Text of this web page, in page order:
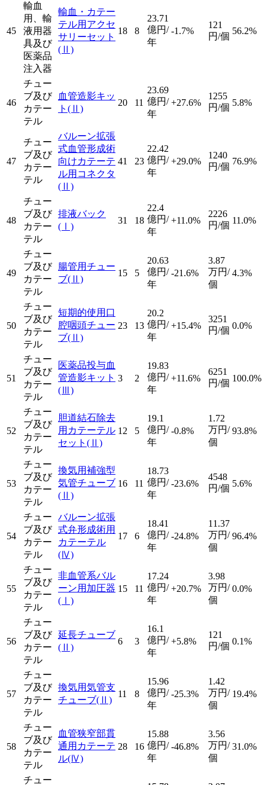
45
輸血
用、輸
液用器
具及び
医薬品
注入器
輸血・カテー
テル用アクセ
サリーセット
(Ⅱ)
18 8
23.71
億円/
年
-1.7%
121
円/個
56.2%
46
チュー
ブ及び
カテー
テル
血管造影キッ
ト (Ⅱ)
20 11
23.69
億円/
年
+27.6%
1255
円/個 5.8%
47
チュー
ブ及び
カテー
テル
バルーン拡張
式血管形成術
向けカテーテ
ル用コネクタ
(Ⅱ)
41 23
22.42
億円/
年
+29.0%
1240
円/個
76.9%
48
チュー
ブ及び
カテー
テル
排液バック
(Ⅰ)
31 18
22.4
億円/
年
+11.0%
2226
円/個 11.0%
49
チュー
ブ及び
カテー
テル
腸管用チュー
ブ(Ⅱ)
15 5
20.63
億円/
年
-21.6%
3.87
万円/
個
4.3%
50
チュー
ブ及び
カテー
テル
短期的使用口
腔咽頭チュー
ブ(Ⅱ)
23 13
20.2
億円/
年
+15.4%
3251
円/個 0.0%
51
チュー
ブ及び
カテー
テル
医薬品投与血
管造影キット
(Ⅲ)
3 2
19.83
億円/
年
+11.6%
6251
円/個 100.0%
52
チュー
ブ及び
カテー
テル
胆道結石除去
用カテーテル
セット (Ⅱ)
12 5
19.1
億円/
年
-0.8%
1.72
万円/
個
93.8%
53
チュー
ブ及び
カテー
テル
換気用補強型
気管チューブ
(Ⅱ)
16 11
18.73
億円/
年
-23.6%
4548
円/個 5.6%
54
チュー
ブ及び
カテー
テル
バルーン拡張
式弁形成術用
カテーテル
(Ⅳ)
17 6
18.41
億円/
年
-24.8%
11.37
万円/
個
96.4%
55
チュー
ブ及び
カテー
テル
非血管系バル
ーン用加圧器
(Ⅰ)
15 11
17.24
億円/
年
+20.7%
3.98
万円/
個
0.0%
56
チュー
ブ及び
カテー
テル
延長チューブ
(Ⅱ)
6 3
16.1
億円/
年
+5.8%
121
円/個 0.1%
57
チュー
ブ及び
カテー
テル
換気用気管支
チューブ(Ⅱ)
11 8
15.96
億円/
年
-25.3%
1.42
万円/
個
19.4%
58
チュー
ブ及び
カテー
テル
血管狭窄部貫
通用カテーテ
ル(Ⅳ)
28 16
15.88
億円/
年
-46.8%
3.56
万円/
個
31.0%
チュー